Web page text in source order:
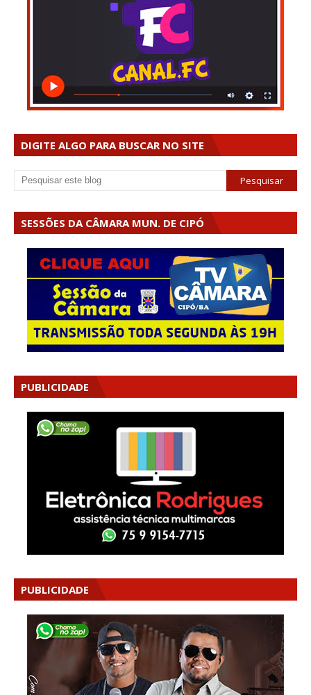
DIGITE ALGO PARA BUSCAR NO SITE
SESSÕES DA CÂMARA MUN. DE CIPÓ
PUBLICIDADE
PUBLICIDADE